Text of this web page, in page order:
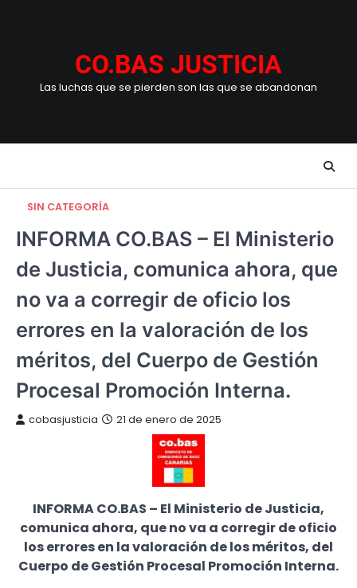
CO.BAS JUSTICIA
Las luchas que se pierden son las que se abandonan
SIN CATEGORÍA
INFORMA CO.BAS – El Ministerio
de Justicia, comunica ahora, que
no va a corregir de oficio los
errores en la valoración de los
méritos, del Cuerpo de Gestión
Procesal Promoción Interna.
cobasjusticia 21 de enero de 2025
INFORMA CO.BAS – El Ministerio de Justicia,
comunica ahora, que no va a corregir de oficio
los errores en la valoración de los méritos, del
Cuerpo de Gestión Procesal Promoción Interna.